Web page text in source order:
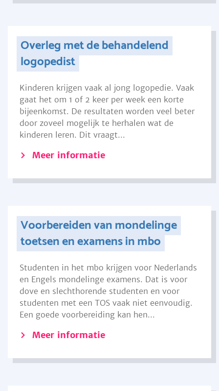
Overleg met de behandelend
logopedist
Kinderen krijgen vaak al jong logopedie. Vaak
gaat het om 1 of 2 keer per week een korte
bijeenkomst. De resultaten worden veel beter
door zoveel mogelijk te herhalen wat de
kinderen leren. Dit vraagt...
Meer informatie
Voorbereiden van mondelinge
toetsen en examens in mbo
Studenten in het mbo krijgen voor Nederlands
en Engels mondelinge examens. Dat is voor
dove en slechthorende studenten en voor
studenten met een TOS vaak niet eenvoudig.
Een goede voorbereiding kan hen...
Meer informatie